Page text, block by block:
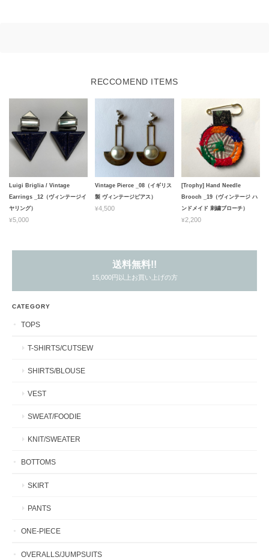
RECCOMEND ITEMS
Luigi Briglia / Vintage
Earrings _12（ヴィンテージイ
ヤリング）
¥5,000
Vintage Pierce _08（イギリス
製 ヴィンテージピアス）
¥4,500
[Trophy] Hand Needle
Brooch _19（ヴィンテージ ハ
ンドメイド 刺繍ブローチ）
¥2,200
送料無料!!
15,000円以上お買い上げの方
CATEGORY
TOPS
T-SHIRTS/CUTSEW
SHIRTS/BLOUSE
VEST
SWEAT/FOODIE
KNIT/SWEATER
BOTTOMS
SKIRT
PANTS
ONE-PIECE
OVERALLS/JUMPSUITS